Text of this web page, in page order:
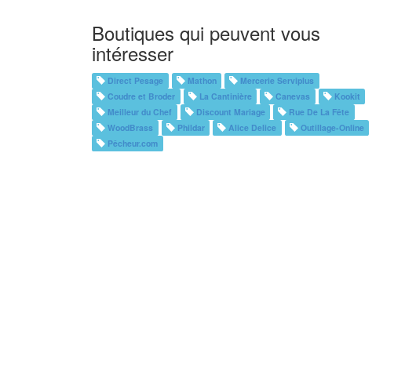
Boutiques qui peuvent vous
intéresser
Direct Pesage Mathon
Mercerie Serviplus
Coudre et Broder
La Cantinière Canevas
Kookit
Meilleur du Chef
Discount Mariage
Rue De La Fête
WoodBrass
Phildar Alice Delice
Outillage-Online
Pêcheur.com